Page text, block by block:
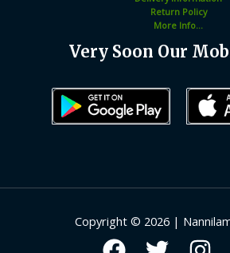
Return Policy
More Info...
Very Soon Our
Copyright © 2026 |